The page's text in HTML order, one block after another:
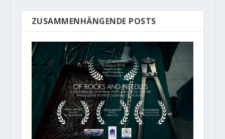
ZUSAMMENHÄNGENDE POSTS